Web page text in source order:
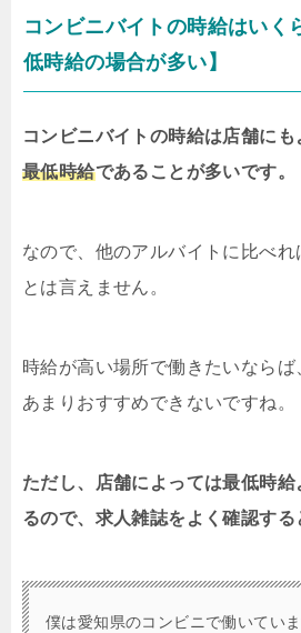
コンビニバイトの時給はいく
低時給の場合が多い】
コンビニバイトの時給は店舗に
最低時給であることが多いです。
なので、他のアルバイトに比べ
とは言えません。
時給が高い場所で働きたいなら
あまりおすすめできないですね。
ただし、店舗によっては最低時
るので、求人雑誌をよく確認する
僕は愛知県のコンビニで働いてい